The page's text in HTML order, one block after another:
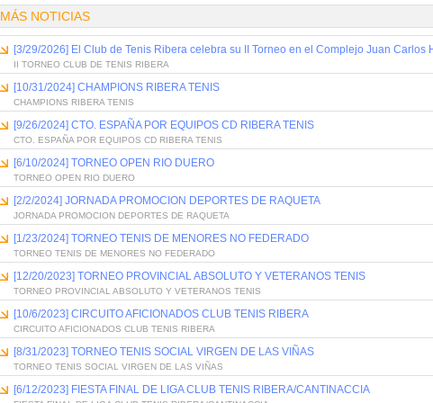
MÁS NOTICIAS
[3/29/2026] El Club de Tenis Ribera celebra su II Torneo en el Complejo Juan Carlos
II TORNEO CLUB DE TENIS RIBERA
[10/31/2024] CHAMPIONS RIBERA TENIS
CHAMPIONS RIBERA TENIS
[9/26/2024] CTO. ESPAÑA POR EQUIPOS CD RIBERA TENIS
CTO. ESPAÑA POR EQUIPOS CD RIBERA TENIS
[6/10/2024] TORNEO OPEN RIO DUERO
TORNEO OPEN RIO DUERO
[2/2/2024] JORNADA PROMOCION DEPORTES DE RAQUETA
JORNADA PROMOCION DEPORTES DE RAQUETA
[1/23/2024] TORNEO TENIS DE MENORES NO FEDERADO
TORNEO TENIS DE MENORES NO FEDERADO
[12/20/2023] TORNEO PROVINCIAL ABSOLUTO Y VETERANOS TENIS
TORNEO PROVINCIAL ABSOLUTO Y VETERANOS TENIS
[10/6/2023] CIRCUITO AFICIONADOS CLUB TENIS RIBERA
CIRCUITO AFICIONADOS CLUB TENIS RIBERA
[8/31/2023] TORNEO TENIS SOCIAL VIRGEN DE LAS VIÑAS
TORNEO TENIS SOCIAL VIRGEN DE LAS VIÑAS
[6/12/2023] FIESTA FINAL DE LIGA CLUB TENIS RIBERA/CANTINACCIA